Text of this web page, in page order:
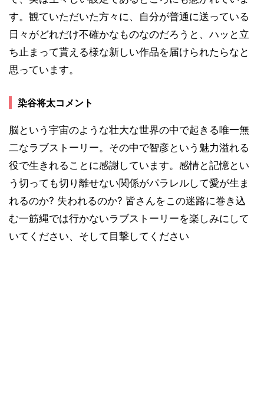
す。観ていただいた方々に、自分が普通に送っている
日々がどれだけ不確かなものなのだろうと、ハッと立
ち止まって貰える様な新しい作品を届けられたらなと
思っています。
染谷将太コメント
脳という宇宙のような壮大な世界の中で起きる唯一無
二なラブストーリー。その中で智彦という魅力溢れる
役で生きれることに感謝しています。感情と記憶とい
う切っても切り離せない関係がパラレルして愛が生ま
れるのか? 失われるのか? 皆さんをこの迷路に巻き込
む一筋縄では行かないラブストーリーを楽しみにして
いてください、そして目撃してください